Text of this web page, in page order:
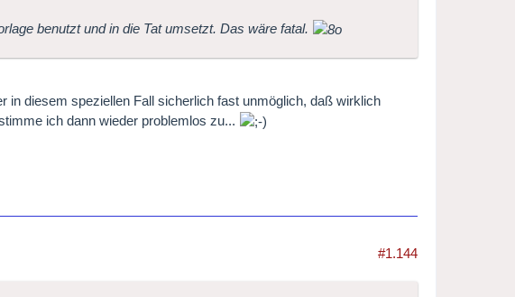
benutzt und in die Tat umsetzt. Das wäre fatal.
in diesem speziellen Fall sicherlich fast unmöglich, daß wirklich
ich dann wieder problemlos zu...
#1.144